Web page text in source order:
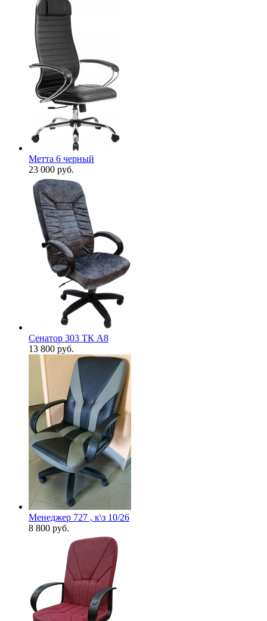
Метта 6 черный
23 000 руб.
Сенатор 303 ТК А8
13 800 руб.
Менеджер 727 , к\з 10/26
8 800 руб.